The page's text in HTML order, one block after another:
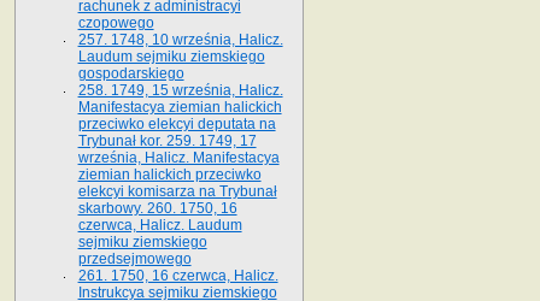
rachunek z administracyi
czopowego
257. 1748, 10 września, Halicz.
Laudum sejmiku ziemskiego
gospodarskiego
258. 1749, 15 września, Halicz.
Manifestacya ziemian halickich
przeciwko elekcyi deputata na
Trybunał kor. 259. 1749, 17
września, Halicz. Manifestacya
ziemian halickich przeciwko
elekcyi komisarza na Trybunał
skarbowy. 260. 1750, 16
czerwca, Halicz. Laudum
sejmiku ziemskiego
przedsejmowego
261. 1750, 16 czerwca, Halicz.
Instrukcya sejmiku ziemskiego